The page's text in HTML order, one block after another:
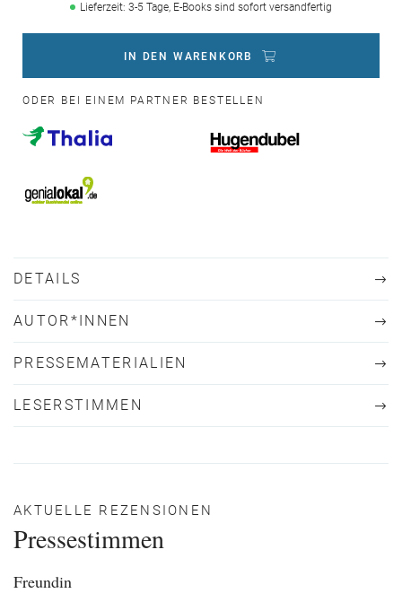
Lieferzeit: 3-5 Tage, E-Books sind sofort versandfertig
IN DEN WARENKORB
ODER BEI EINEM PARTNER BESTELLEN
DETAILS
AUTOR*INNEN
PRESSEMATERIALIEN
LESERSTIMMEN
AKTUELLE REZENSIONEN
Pressestimmen
Freundin